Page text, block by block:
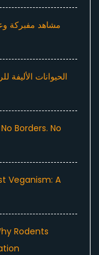
مشاهد مفبركة
الحيوانات الأليفة
Borders. No
Veganism: A
Rodents